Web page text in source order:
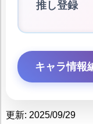
推し登録
キャラ情報
更新: 2025/09/29